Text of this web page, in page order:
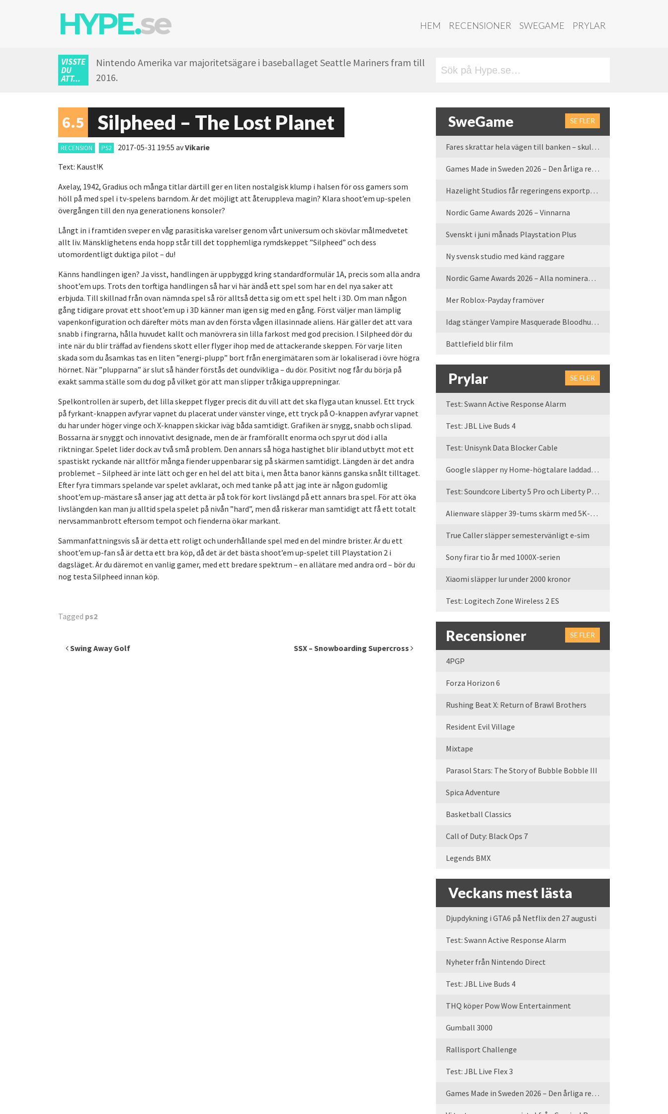
HYPE.se HEM RECENSIONER SWEGAME PRYLAR
VISSTE
DU
ATT...
Nintendo Amerika var majoritetsägare i baseballaget Seattle Mariners fram till
2016.
6.5 Silpheed – The Lost Planet
RECENSION PS2 2017-05-31 19:55 avVikarie
Text: Kaust!K
Axelay, 1942, Gradius och många titlar därtill ger en liten nostalgisk klump i halsen för oss gamers som
höll på med spel i tv-spelens barndom. Är det möjligt att återuppleva magin? Klara shoot’em up-spelen
övergången till den nya generationens konsoler?
Långt in i framtiden sveper en våg parasitiska varelser genom vårt universum och skövlar målmedvetet
allt liv. Mänsklighetens enda hopp står till det topphemliga rymdskeppet ”Silpheed” och dess
utomordentligt duktiga pilot – du!
Känns handlingen igen? Ja visst, handlingen är uppbyggd kring standardformulär 1A, precis som alla andra
shoot’em ups. Trots den torftiga handlingen så har vi här ändå ett spel som har en del nya saker att
erbjuda. Till skillnad från ovan nämnda spel så rör alltså detta sig om ett spel helt i 3D. Om man någon
gång tidigare provat ett shoot’em up i 3D känner man igen sig med en gång. Först väljer man lämplig
vapenkonfiguration och därefter möts man av den första vågen illasinnade aliens. Här gäller det att vara
snabb i fingrarna, hålla huvudet kallt och manövrera sin lilla farkost med god precision. I Silpheed dör du
inte när du blir träffad av fiendens skott eller flyger ihop med de attackerande skeppen. För varje liten
skada som du åsamkas tas en liten ”energi-plupp” bort från energimätaren som är lokaliserad i övre högra
hörnet. När ”plupparna” är slut så händer förstås det oundvikliga – du dör. Positivt nog får du börja på
exakt samma ställe som du dog på vilket gör att man slipper tråkiga upprepningar.
Spelkontrollen är superb, det lilla skeppet flyger precis dit du vill att det ska flyga utan knussel. Ett tryck
på fyrkant-knappen avfyrar vapnet du placerat under vänster vinge, ett tryck på O-knappen avfyrar vapnet
du har under höger vinge och X-knappen skickar iväg båda samtidigt. Grafiken är snygg, snabb och slipad.
Bossarna är snyggt och innovativt designade, men de är framförallt enorma och spyr ut död i alla
riktningar. Spelet lider dock av två små problem. Den annars så höga hastighet blir ibland utbytt mot ett
spastiskt ryckande när alltför många fiender uppenbarar sig på skärmen samtidigt. Längden är det andra
problemet – Silpheed är inte lätt och ger en hel del att bita i, men åtta banor känns ganska snålt tilltaget.
Efter fyra timmars spelande var spelet avklarat, och med tanke på att jag inte är någon gudomlig
shoot’em up-mästare så anser jag att detta är på tok för kort livslängd på ett annars bra spel. För att öka
livslängden kan man ju alltid spela spelet på nivån ”hard”, men då riskerar man samtidigt att få ett totalt
nervsammanbrott eftersom tempot och fienderna ökar markant.
Sammanfattningsvis så är detta ett roligt och underhållande spel med en del mindre brister. Är du ett
shoot’em up-fan så är detta ett bra köp, då det är det bästa shoot’em up-spelet till Playstation 2 i
dagsläget. Är du däremot en vanlig gamer, med ett bredare spektrum – en allätare med andra ord – bör du
nog testa Silpheed innan köp.
Tagged ps2
Inläggsnavigering
Swing Away Golf SSX – Snowboarding Supercross
SweGame SE FLER
Fares skrattar hela vägen till banken – skulle vi tro
Games Made in Sweden 2026 – Den årliga rean är tillbaka
Hazelight Studios får regeringens exportpris 2025
Nordic Game Awards 2026 – Vinnarna
Svenskt i juni månads Playstation Plus
Ny svensk studio med känd raggare
Nordic Game Awards 2026 – Alla nominerade spel
Mer Roblox-Payday framöver
Idag stänger Vampire Masquerade Bloodhunt servrarna
Battlefield blir film
Prylar SE FLER
Test: Swann Active Response Alarm
Test: JBL Live Buds 4
Test: Unisynk Data Blocker Cable
Google släpper ny Home-högtalare laddad med Gemini
Test: Soundcore Liberty 5 Pro och Liberty Pro Max
Alienware släpper 39-tums skärm med 5K-upplösning
True Caller släpper semestervänligt e-sim
Sony firar tio år med 1000X-serien
Xiaomi släpper lur under 2000 kronor
Test: Logitech Zone Wireless 2 ES
Recensioner SE FLER
4PGP
Forza Horizon 6
Rushing Beat X: Return of Brawl Brothers
Resident Evil Village
Mixtape
Parasol Stars: The Story of Bubble Bobble III
Spica Adventure
Basketball Classics
Call of Duty: Black Ops 7
Legends BMX
Veckans mest lästa
Djupdykning i GTA6 på Netflix den 27 augusti
Test: Swann Active Response Alarm
Nyheter från Nintendo Direct
Test: JBL Live Buds 4
THQ köper Pow Wow Entertainment
Gumball 3000
Rallisport Challenge
Test: JBL Live Flex 3
Games Made in Sweden 2026 – Den årliga rean är tillbaka